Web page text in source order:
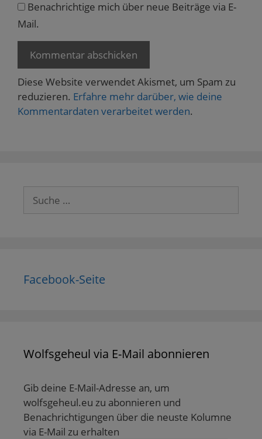
Benachrichtige mich über neue Beiträge via E-
Mail.
Diese Website verwendet Akismet, um Spam zu
reduzieren. Erfahre mehr darüber, wie deine
Kommentardaten verarbeitet werden.
nach:
Facebook-Seite
Wolfsgeheul via E-Mail abonnieren
Gib deine E-Mail-Adresse an, um
wolfsgeheul.eu zu abonnieren und
Benachrichtigungen über die neuste Kolumne
via E-Mail zu erhalten